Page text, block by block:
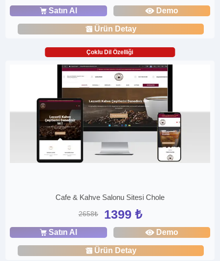
Satın Al Demo
Ürün Detay
Çoklu Dil Özelliği
Cafe & Kahve Salonu Sitesi Chole
2658₺ 1399 ₺
Satın Al Demo
Ürün Detay